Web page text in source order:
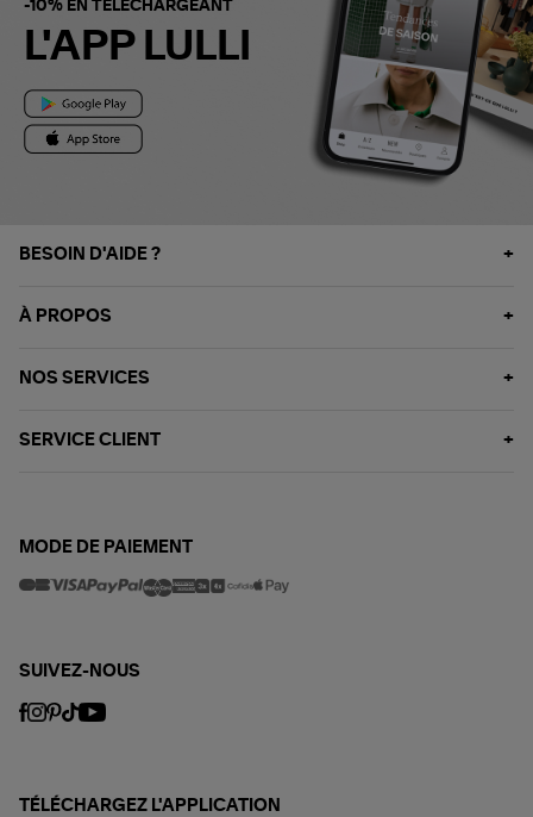
-10% EN TÉLÉCHARGEANT
L'APP LULLI
BESOIN D'AIDE ?
À PROPOS
NOS SERVICES
SERVICE CLIENT
MODE DE PAIEMENT
SUIVEZ-NOUS
TÉLÉCHARGEZ L'APPLICATION